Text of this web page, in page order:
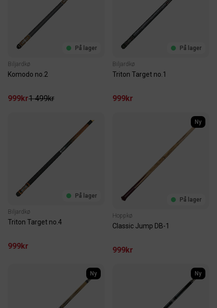
På lager
Biljardkø
Komodo no.2
999kr1 499kr
På lager
Biljardkø
Triton Target no.1
999kr
På lager
Biljardkø
Triton Target no.4
999kr
Ny
På lager
Hoppkø
Classic Jump DB-1
999kr
Ny Ny